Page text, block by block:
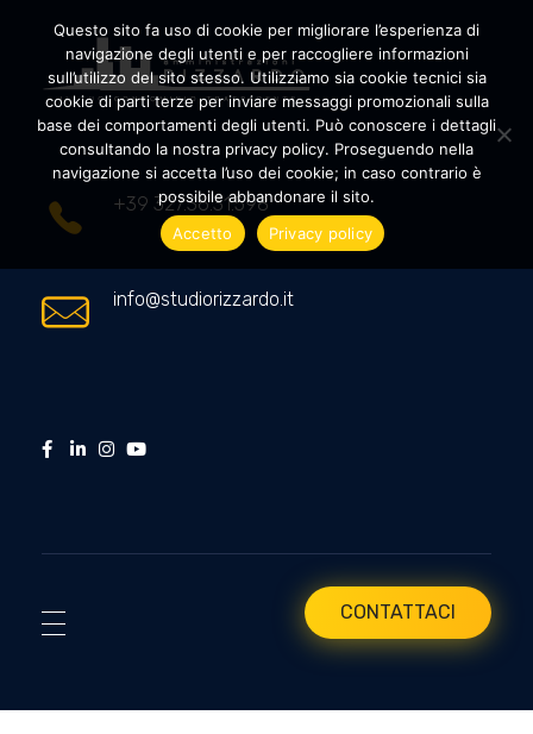
Amministrazioni Rizzardo
+39 327.36.31.598
info@studiorizzardo.it
CONTATTACI
Questo sito fa uso di cookie per migliorare l’esperienza di
navigazione degli utenti e per raccogliere informazioni
sull’utilizzo del sito stesso. Utilizziamo sia cookie tecnici sia
cookie di parti terze per inviare messaggi promozionali sulla
base dei comportamenti degli utenti. Può conoscere i dettagli
consultando la nostra privacy policy. Proseguendo nella
navigazione si accetta l’uso dei cookie; in caso contrario è
possibile abbandonare il sito.
Accetto
Privacy policy